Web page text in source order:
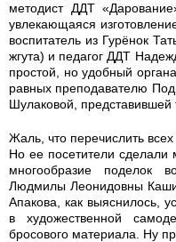
методист ДДТ
увлекающаяся
воспитатель из Гурёнок
жгута) и педагог ДДТ
простой, но удобный
равных преподавателю
Шулаковой, представившей
Жаль, что перечислить
Но ее посетители сделали
многообразие поделок
Людмилы Леонидовны
Апакова, как выяснилось,
в художественной
бросового материала. Ну